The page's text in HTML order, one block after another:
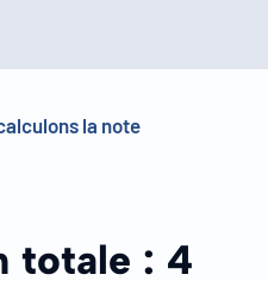
la note
totale : 4